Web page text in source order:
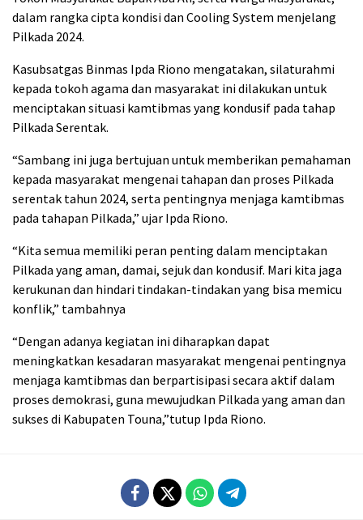
dalam rangka cipta kondisi dan Cooling System menjelang
Pilkada 2024.
Kasubsatgas Binmas Ipda Riono mengatakan, silaturahmi
kepada tokoh agama dan masyarakat ini dilakukan untuk
menciptakan situasi kamtibmas yang kondusif pada tahap
Pilkada Serentak.
“Sambang ini juga bertujuan untuk memberikan pemahaman
kepada masyarakat mengenai tahapan dan proses Pilkada
serentak tahun 2024, serta pentingnya menjaga kamtibmas
pada tahapan Pilkada,” ujar Ipda Riono.
“Kita semua memiliki peran penting dalam menciptakan
Pilkada yang aman, damai, sejuk dan kondusif. Mari kita jaga
kerukunan dan hindari tindakan-tindakan yang bisa memicu
konflik,” tambahnya
“Dengan adanya kegiatan ini diharapkan dapat
meningkatkan kesadaran masyarakat mengenai pentingnya
menjaga kamtibmas dan berpartisipasi secara aktif dalam
proses demokrasi, guna mewujudkan Pilkada yang aman dan
sukses di Kabupaten Touna,”tutup Ipda Riono.